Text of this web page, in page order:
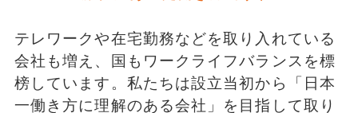
テレワークや在宅勤務などを取り入れている
会社も増え、国もワークライフバランスを標
榜しています。私たちは設立当初から「日本
一働き方に理解のある会社」を目指して取り